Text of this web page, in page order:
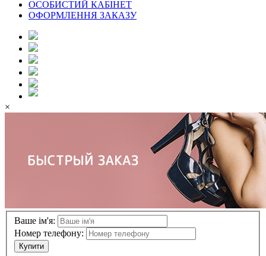
ОСОБИСТИЙ КАБІНЕТ
ОФОРМЛЕННЯ ЗАКАЗУ
×
Ваше ім'я:
Номер телефону:
Купити